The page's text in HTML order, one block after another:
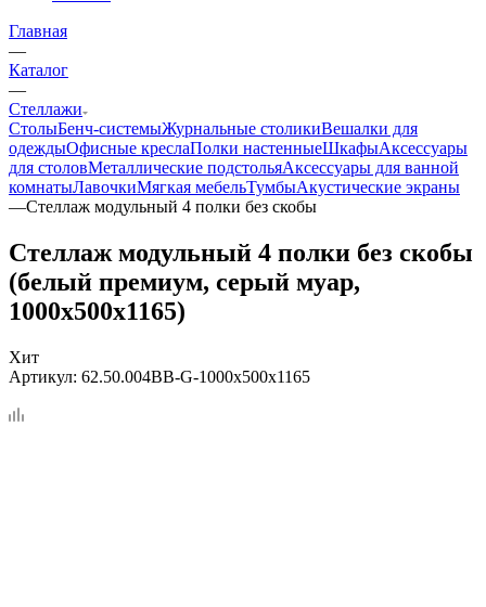
Главная
—
Каталог
—
Стеллажи
СтолыБенч-системыЖурнальные столикиВешалки для
одеждыОфисные креслаПолки настенныеШкафыАксессуары
для столовМеталлические подстольяАксессуары для ванной
комнатыЛавочкиМягкая мебельТумбыАкустические экраны
—Стеллаж модульный 4 полки без скобы
Стеллаж модульный 4 полки без скобы
(белый премиум, серый муар,
1000x500x1165)
Хит
Артикул: 62.50.004BB-G-1000x500x1165